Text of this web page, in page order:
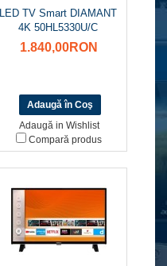
LED TV Smart DIAMANT
4K 50HL5330U/C
1.840,00RON
Adaugă in Wishlist
Compară produs